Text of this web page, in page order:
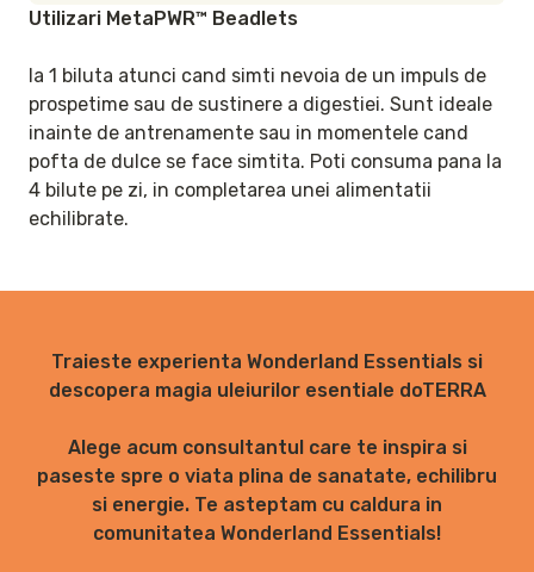
Utilizari MetaPWR™ Beadlets
Ia 1 biluta atunci cand simti nevoia de un impuls de
prospetime sau de sustinere a digestiei. Sunt ideale
inainte de antrenamente sau in momentele cand
pofta de dulce se face simtita. Poti consuma pana la
4 bilute pe zi, in completarea unei alimentatii
echilibrate.
Traieste experienta Wonderland Essentials si
descopera magia uleiurilor esentiale doTERRA
Alege acum consultantul care te inspira si
paseste spre o viata plina de sanatate, echilibru
si energie. Te asteptam cu caldura in
comunitatea Wonderland Essentials!